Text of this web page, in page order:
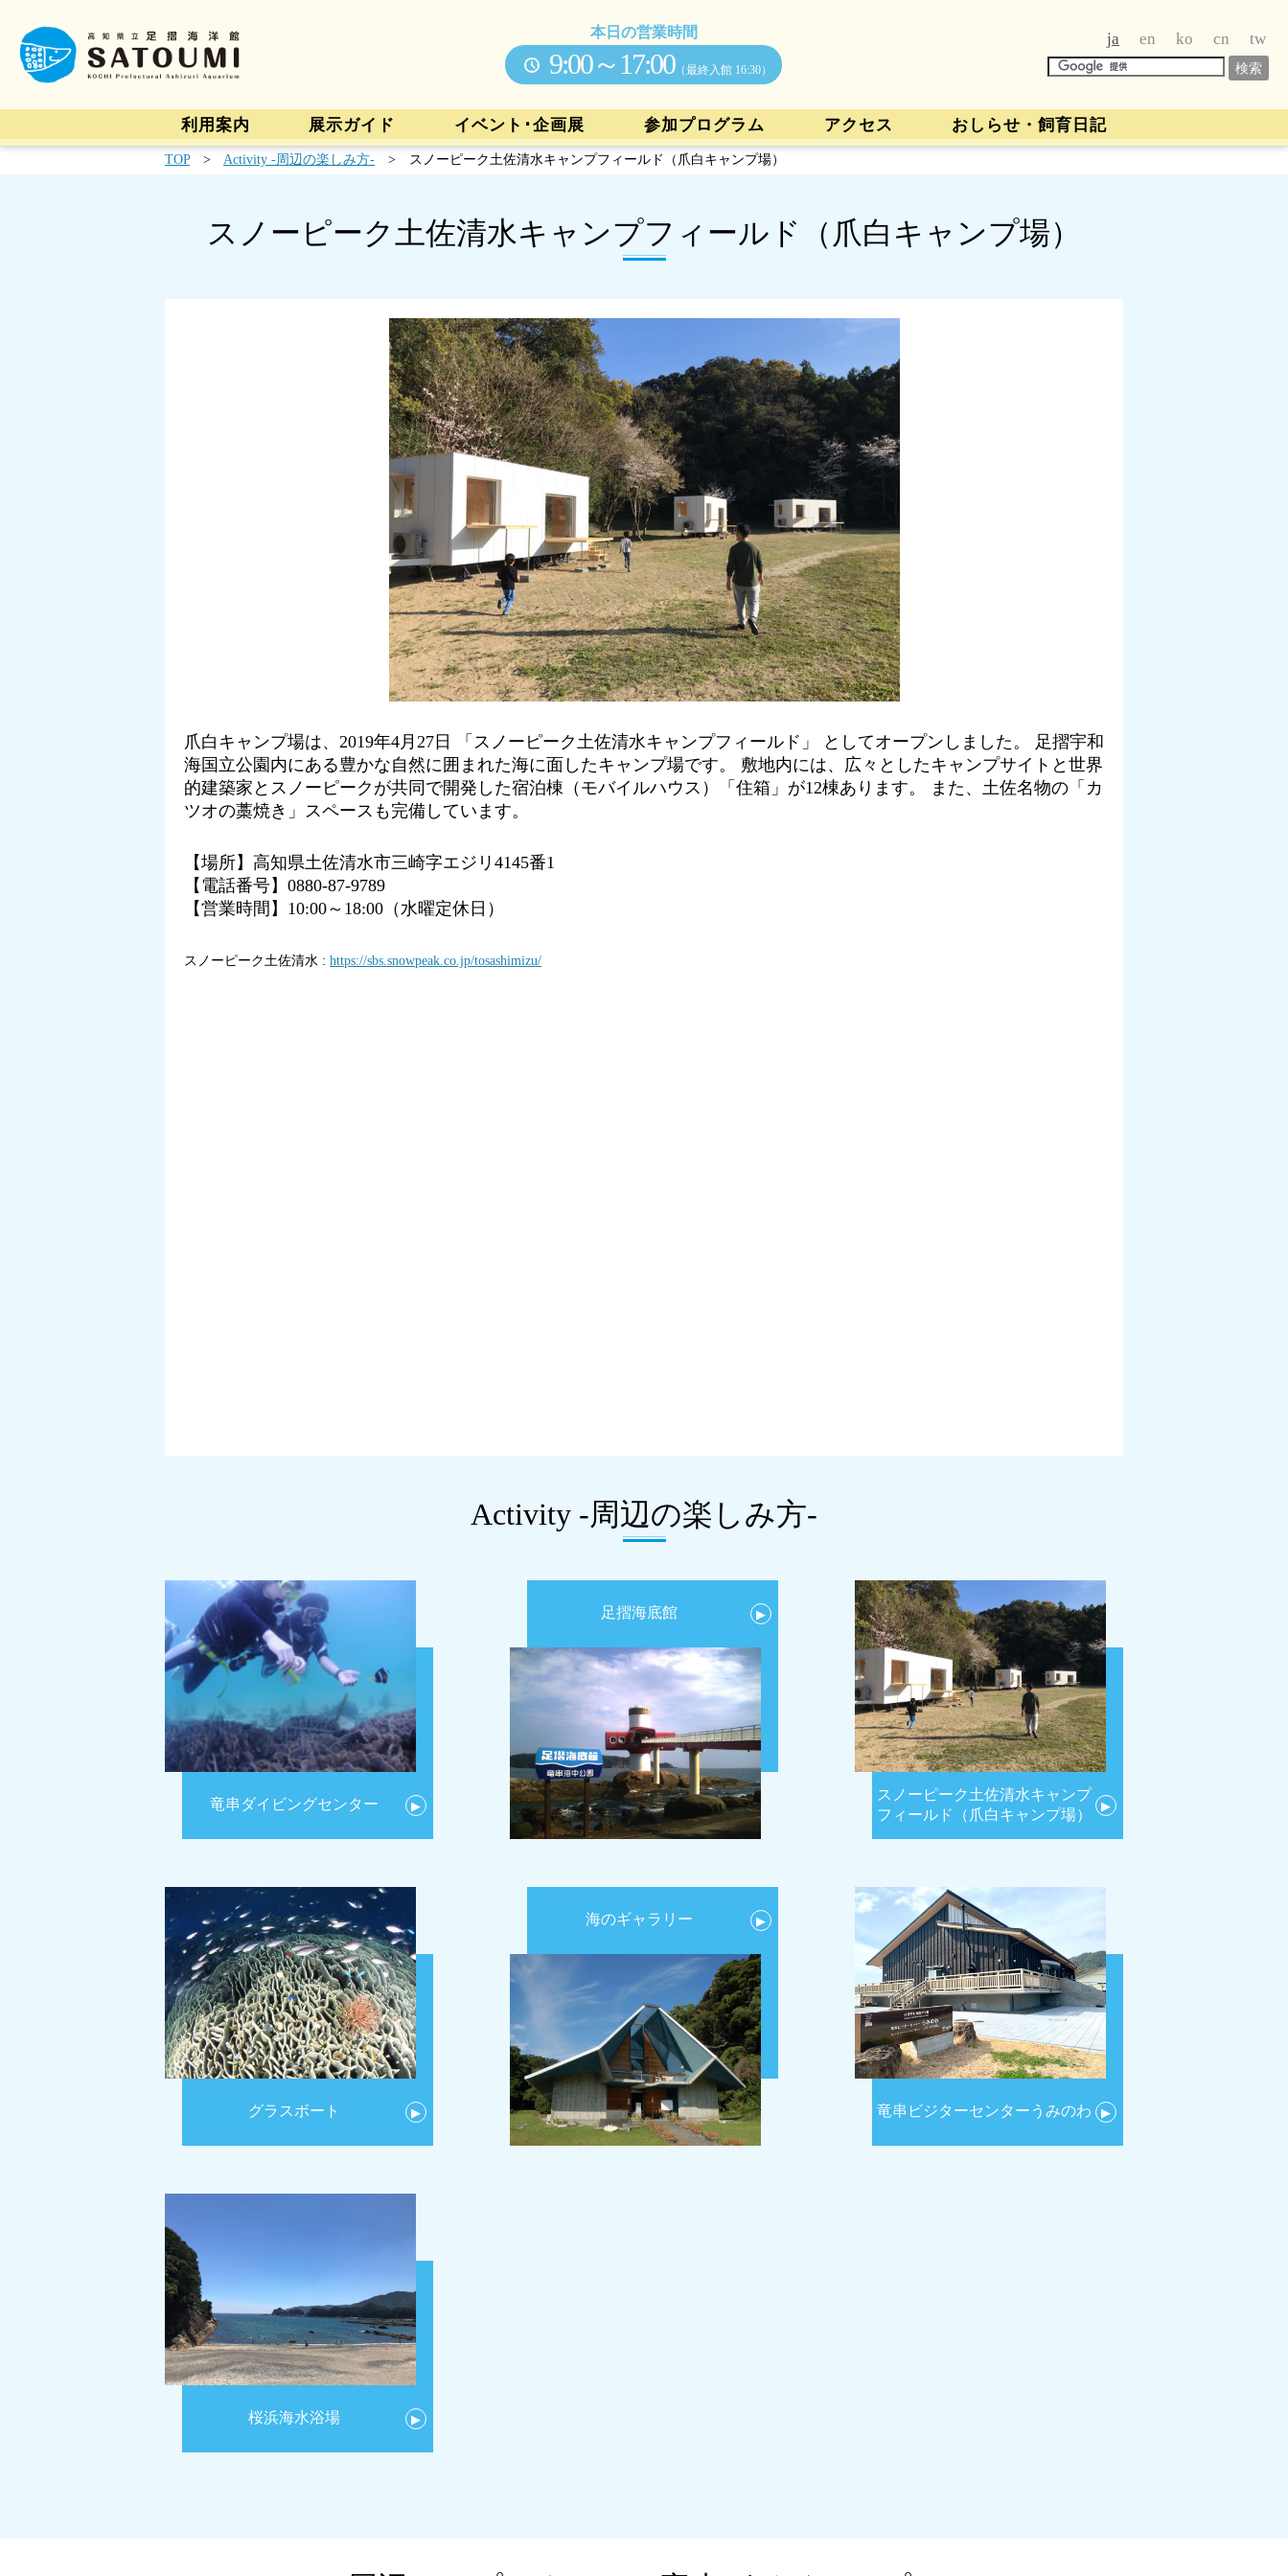
本日の営業時間
9:00～17:00（最終入館 16:30）
ja en ko cn tw
利用案内 展示ガイド イベント･企画展 参加プログラム アクセス おしらせ・飼育日記
TOP> Activity -周辺の楽しみ方- > スノーピーク土佐清水キャンプフィールド（爪白キャンプ場）
スノーピーク土佐清水キャンプフィールド（爪白キャンプ場）
爪白キャンプ場は、2019年4月27日 「スノーピーク土佐清水キャンプフィールド」 としてオープンしました。 足摺宇和
海国立公園内にある豊かな自然に囲まれた海に面したキャンプ場です。 敷地内には、広々としたキャンプサイトと世界
的建築家とスノーピークが共同で開発した宿泊棟（モバイルハウス）「住箱」が12棟あります。 また、土佐名物の「カ
ツオの藁焼き」スペースも完備しています。
【場所】高知県土佐清水市三崎字エジリ4145番1
【電話番号】0880-87-9789
【営業時間】10:00～18:00（水曜定休日）
スノーピーク土佐清水 : https://sbs.snowpeak.co.jp/tosashimizu/
Activity -周辺の楽しみ方-
竜串ダイビングセンター ▶
足摺海底館 ▶
スノーピーク土佐清水キャンプ
フィールド（爪白キャンプ場）
▶
グラスボート ▶
海のギャラリー ▶
竜串ビジターセンターうみのわ ▶
桜浜海水浴場 ▶